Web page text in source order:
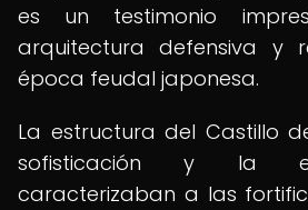
es un testimonio
arquitectura defensiva y
época feudal japonesa.
La estructura del Castillo
sofisticación y la
caracterizaban a las